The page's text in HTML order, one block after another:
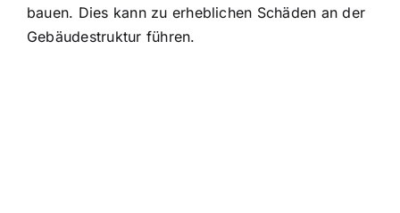
bauen. Dies kann zu erheblichen Schäden an der
Gebäudestruktur führen.